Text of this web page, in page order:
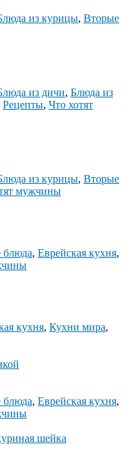
из курицы, Вторые
из дичи, Блюда из
Рецепты, Что хотят
из курицы, Вторые
мужчины
блюда, Еврейская кухня,
кухня, Кухни мира,
блюда, Еврейская кухня,
шейка